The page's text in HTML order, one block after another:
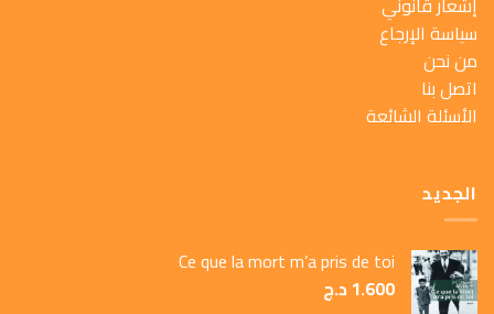
سياسة الإرجاع
من نحن
اتصل بنا
الأسئلة الشائعة
الجديد
Ce que la mort m’a pris de toi
1.600د.ج